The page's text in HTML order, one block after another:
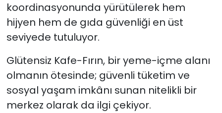
koordinasyonunda yürütülerek hem
hijyen hem de gıda güvenliği en üst
seviyede tutuluyor.
Glütensiz Kafe-Fırın, bir yeme-içme alanı
olmanın ötesinde; güvenli tüketim ve
sosyal yaşam imkânı sunan nitelikli bir
merkez olarak da ilgi çekiyor.